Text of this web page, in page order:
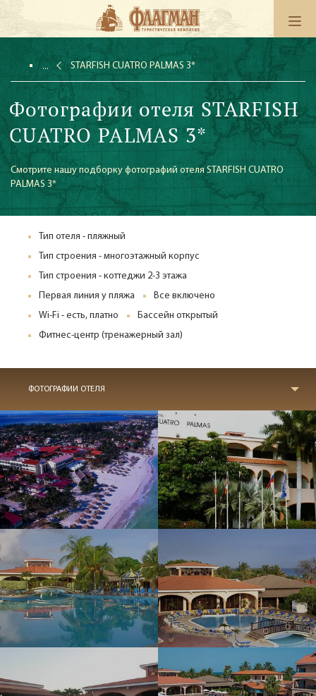
STARFISH CUATRO PALMAS 3*
Фотографии отеля STARFISH
CUATRO PALMAS 3*
Смотрите нашу подборку фотографий отеля STARFISH CUATRO
PALMAS 3*
Тип отеля - пляжный
Тип строения - многоэтажный корпус
Тип строения - коттеджи 2-3 этажа
Первая линия у пляжа
Все включено
Wi-Fi - есть, платно
Бассейн открытый
Фитнес-центр (тренажерный зал)
ФОТОГРАФИИ ОТЕЛЯ